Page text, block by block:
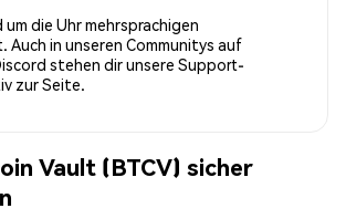
die Uhr mehrsprachigen
Auch in unseren Communitys auf
stehen dir unsere Support-
zur Seite.
Vault (BTCV) sicher